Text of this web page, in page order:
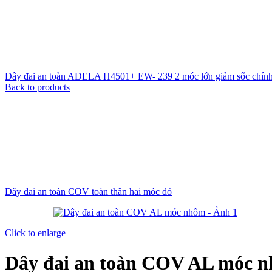
Dây đai an toàn ADELA H4501+ EW- 239 2 móc lớn giảm sốc
Back to products
Dây đai an toàn COV toàn thân hai móc đỏ
Click to enlarge
Dây đai an toàn COV AL móc